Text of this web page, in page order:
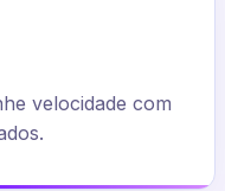
velocidade com